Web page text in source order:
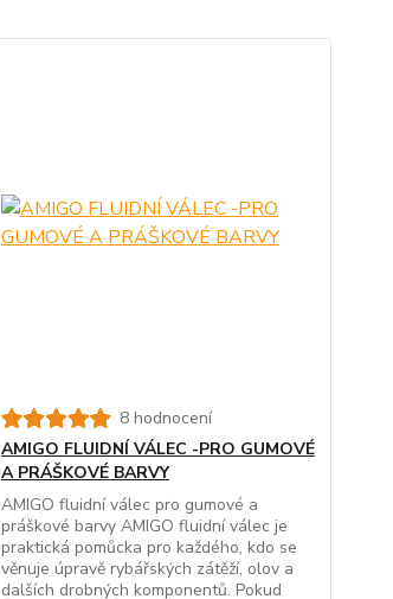
8 hodnocení
AMIGO FLUIDNÍ VÁLEC -PRO GUMOVÉ
A PRÁŠKOVÉ BARVY
AMIGO fluidní válec pro gumové a
práškové barvy AMIGO fluidní válec je
praktická pomůcka pro každého, kdo se
věnuje úpravě rybářských zátěží, olov a
dalších drobných komponentů. Pokud